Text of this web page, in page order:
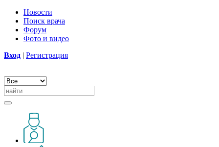
Новости
Поиск врача
Форум
Фото и видео
Вход | Регистрация